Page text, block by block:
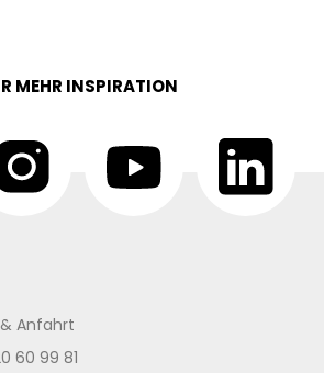
MEHR INSPIRATION
Anfahrt
60 99 81